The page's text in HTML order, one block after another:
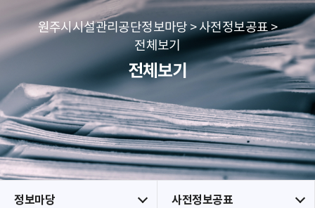
리
공
단
원주시시설관리공단정보마당 > 사전정보공표 >
전체보기
전체보기
정보마당 사전정보공표